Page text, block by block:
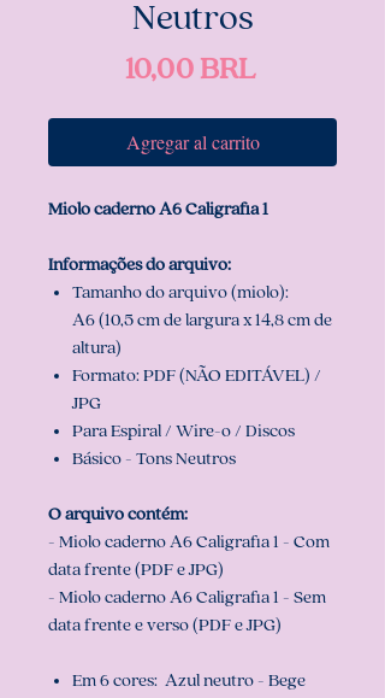
Neutros
10,00 BRLPrecio
Agregar al carrito
Miolo caderno A6 Caligrafia 1
Informações do arquivo:
Tamanho do arquivo (miolo):
A6 (10,5 cm de largura x 14,8 cm de
altura)
Formato: PDF (NÃO EDITÁVEL) /
JPG
Para Espiral / Wire-o / Discos
Básico - Tons Neutros
O arquivo contém:
- Miolo caderno A6 Caligrafia 1 - Com
data frente (PDF e JPG)
- Miolo caderno A6 Caligrafia 1 - Sem
data frente e verso (PDF e JPG)
Em 6 cores: Azul neutro - Bege